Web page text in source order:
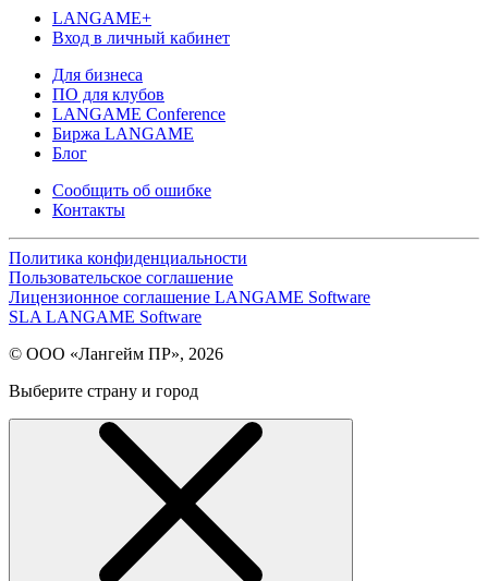
LANGAME+
Вход в личный кабинет
Для бизнеса
ПО для клубов
LANGAME Conference
Биржа LANGAME
Блог
Сообщить об ошибке
Контакты
Политика конфиденциальности
Пользовательское соглашение
Лицензионное соглашение LANGAME Software
SLA LANGAME Software
© ООО «Лангейм ПР», 2026
Выберите страну и город